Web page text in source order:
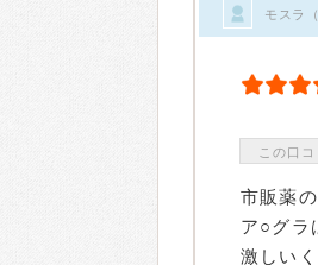
モスラ
この口
市販薬
ア○グラ
激しい